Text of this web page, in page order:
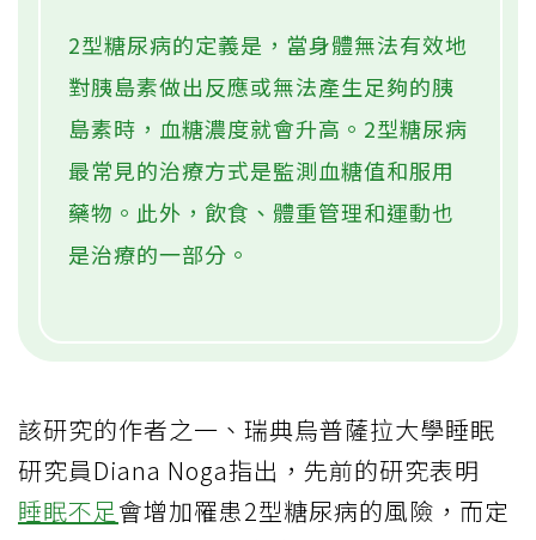
2型糖尿病的定義是，當身體無法有效地
對胰島素做出反應或無法產生足夠的胰
島素時，血糖濃度就會升高。2型糖尿病
最常見的治療方式是監測血糖值和服用
藥物。此外，飲食、體重管理和運動也
是治療的一部分。
該研究的作者之一、瑞典烏普薩拉大學睡眠
研究員Diana Noga指出，先前的研究表明
睡眠不足會增加罹患2型糖尿病的風險，而定